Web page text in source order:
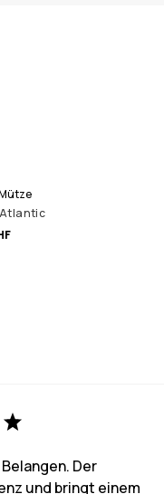
Der
und bringt einem